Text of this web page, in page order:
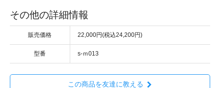
その他の詳細情報
販売価格 22,000円(税込24,200円)
型番 s-ｍ013
この商品を友達に教える